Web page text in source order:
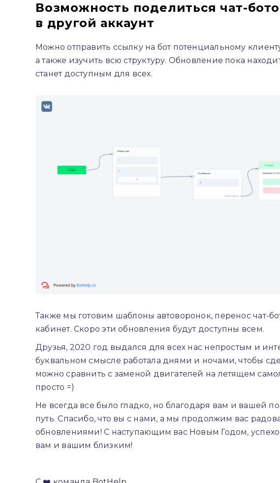
Возможность поделиться чат-
в другой аккаунт
Можно отправить ссылку на бот потенциальному
а также изучить всю структуру. Обновление пока
станет доступным для всех.
Также мы готовим шаблоны автоворонок, перенос чат-
кабинет. Скоро эти обновления будут доступны всем.
Друзья, 2020 год выдался для всех нас непростым и
буквальном смысле работала днями и ночами, чтобы
можно сравнить с заменой двигателей на летящем
просто =)
Не всегда все было гладко, но благодаря вам и вашей
путь. Спасибо, что вы с нами, а мы продолжим вас
обновлениями! С наступающим вас Новым Годом,
вам и вашим близким!